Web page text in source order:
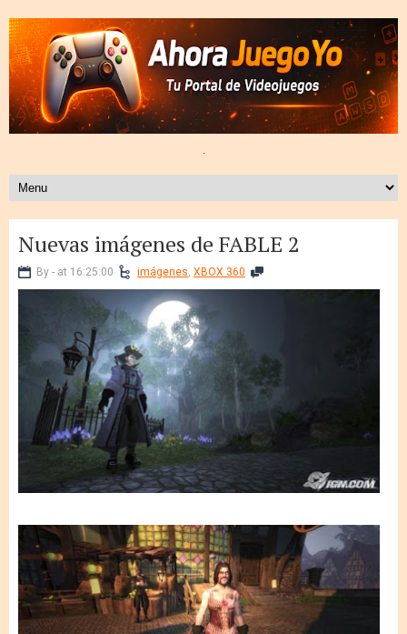
.
Nuevas imágenes de FABLE 2
By - at 16:25:00 imágenes, XBOX 360